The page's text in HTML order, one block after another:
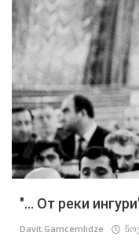
"… От реки
Davit.Gamcemlidze